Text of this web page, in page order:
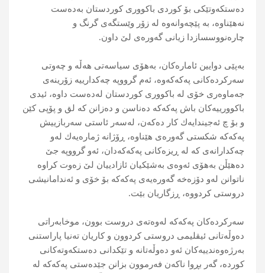
دەستكەوتێكی بۆ كوردی باكووری كوردستان بەدەست
نەهێناوە، بە پێچەوانەوە لە زۆر وێستگەی گرنگ و
چارەنووسسازدا زیانی گەورەی لێ داون.
بەپێی دوایین ئامارەکان، بەھۆی سیاسەتی ھەڵە و چەوتی
سەرکردەکانی پەکەکەوە، ئەم گرووپە چەکدارییە زۆرینەی
جەماوەری خۆی لە باکووری کوردستان لەدەست داوە، ئیدی
باکوورییەکان باش پەکەکە دەناسن و دەزانن کە لق و پۆپی کێن
و بۆ چ ئەجیندایەك كار دەكەن، لەسەر ئاستی سەربازییش
پەکەکە شکستی گەورەی ھێناوە، ڕۆژانە ژمارەیەك لەو
چەکدارانەی کە لە ڕیزەکانی پەکەکەدان، ئەو گرووپە جێ
دەھێڵن بەھۆی ئەوەی بەشێکیان ئازادییان لێ زەوت کراوە
ناتوانن لەو دۆزەخە گەورەیەی پەکەکە بۆ خۆی و ئەندامانیشی
دروستی کردووە، ڕزگاریان بێت.
سەركردەكان پەكەكە لەوەتەی دروست بوون، موخابەراتی
دەوڵەتانی ئیقلیمی دروستی كردوون و كاریان تەنیا پاراستنی
بەرژەوەندییەكان ئەو دەوڵەتانە و تێكدانی دەستكەوتەكانی
كوردە، گەر بڕوا ناكەن فەرموون بزانن جێدەستی پەكەكە لە